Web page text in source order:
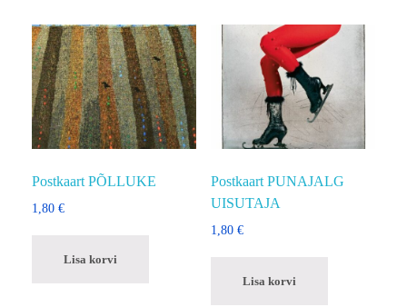
Postkaart PÕLLUKE
1,80 €
Lisa korvi
Postkaart PUNAJALG
UISUTAJA
1,80 €
Lisa korvi